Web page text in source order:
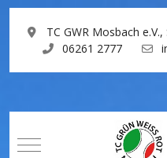
TC GWR Mosbach
06261 2777
Mobile Menu Toggle